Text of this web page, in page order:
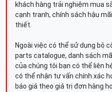
khách hàng trải nghiệm mua
cạnh tranh, chính sách hậu
thiết.
Ngoài việc có thể sử dụng bộ
parts catalogue, danh sách
của chúng tôi bạn có thể liên
có thể nhận tư vấn chính xác
báo giá theo giá trị đơn hàng